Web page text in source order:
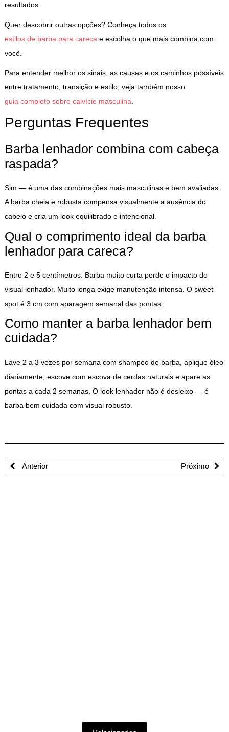
resultados.
Quer descobrir outras opções? Conheça todos os
estilos de barba para careca e escolha o que mais combina com
você.
Para entender melhor os sinais, as causas e os caminhos possíveis
entre tratamento, transição e estilo, veja também nosso
guia completo sobre calvície masculina
Perguntas Frequentes
Barba lenhador combina com cabeça
raspada?
Sim — é uma das combinações mais masculinas e bem avaliadas.
A barba cheia e robusta compensa visualmente a ausência do
cabelo e cria um look equilibrado e intencional.
Qual o comprimento ideal da barba
lenhador para careca?
Entre 2 e 5 centímetros. Barba muito curta perde o impacto do
visual lenhador. Muito longa exige manutenção intensa. O sweet
spot é 3 cm com aparagem semanal das pontas.
Como manter a barba lenhador bem
cuidada?
Lave 2 a 3 vezes por semana com shampoo de barba, aplique óleo
diariamente, escove com escova de cerdas naturais e apare as
pontas a cada 2 semanas. O look lenhador não é desleixo — é
barba bem cuidada com visual robusto.
Anterior Próximo